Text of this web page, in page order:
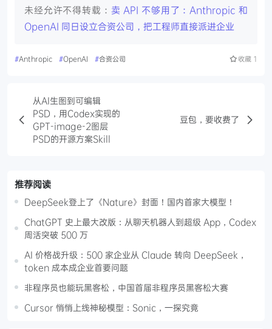
未经允许不得转载： 卖 API 不够用了：Anthropic 和
OpenAI 同日设立合资公司，把工程师直接派进企业
#Anthropic #OpenAI #合资公司 收藏 1
从AI生图到可编辑
PSD，用Codex实现的
GPT-image-2图层
PSD的开源方案Skill
豆包，要收费了
推荐阅读
DeepSeek登上了《Nature》封面！国内首家大模型！
ChatGPT 史上最大改版：从聊天机器人到超级 App，Codex
周活突破 500 万
AI 价格战升级：500 家企业从 Claude 转向 DeepSeek，
token 成本成企业首要问题
非程序员也能玩黑客松，中国首届非程序员黑客松大赛
Cursor 悄悄上线神秘模型：Sonic，一探究竟